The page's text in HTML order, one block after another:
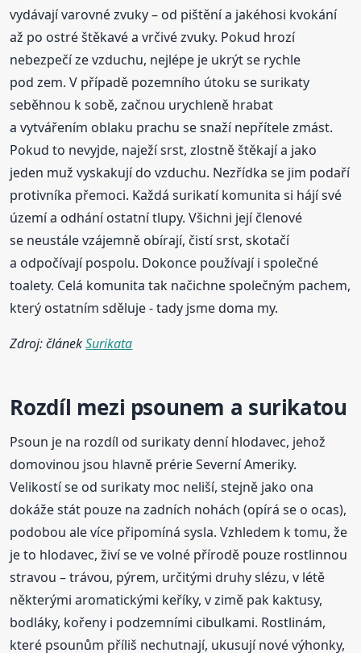
vydávají varovné zvuky – od pištění a jakéhosi kvokání
až po ostré štěkavé a vrčivé zvuky. Pokud hrozí
nebezpečí ze vzduchu, nejlépe je ukrýt se rychle
pod zem. V případě pozemního útoku se surikaty
seběhnou k sobě, začnou urychleně hrabat
a vytvářením oblaku prachu se snaží nepřítele zmást.
Pokud to nevyjde, naježí srst, zlostně štěkají a jako
jeden muž vyskakují do vzduchu. Nezřídka se jim podaří
protivníka přemoci. Každá surikatí komunita si hájí své
území a odhání ostatní tlupy. Všichni její členové
se neustále vzájemně obírají, čistí srst, skotačí
a odpočívají pospolu. Dokonce používají i společné
toalety. Celá komunita tak načichne společným pachem,
který ostatním sděluje - tady jsme doma my.
Zdroj: článekSurikata
Rozdíl mezi psounem a surikatou
Psoun je na rozdíl od surikaty denní hlodavec, jehož
domovinou jsou hlavně prérie Severní Ameriky.
Velikostí se od surikaty moc neliší, stejně jako ona
dokáže stát pouze na zadních nohách (opírá se o ocas),
podobou ale více připomíná sysla. Vzhledem k tomu, že
je to hlodavec, živí se ve volné přírodě pouze rostlinnou
stravou – trávou, pýrem, určitými druhy slézu, v létě
některými aromatickými keříky, v zimě pak kaktusy,
bodláky, kořeny i podzemními cibulkami. Rostlinám,
které psounům příliš nechutnají, ukusují nové výhonky,